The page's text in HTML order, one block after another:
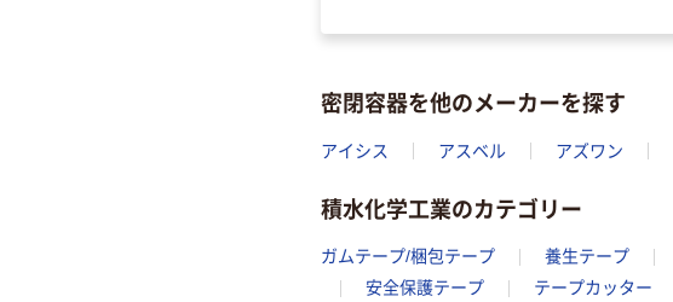
密閉容器を他のメーカーを探す
アイシス アスベル アズワン
積水化学工業のカテゴリー
ガムテープ/梱包テープ 養生テープ
安全保護テープ
テープカッター